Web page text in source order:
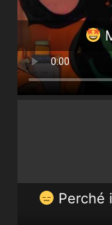
Perché